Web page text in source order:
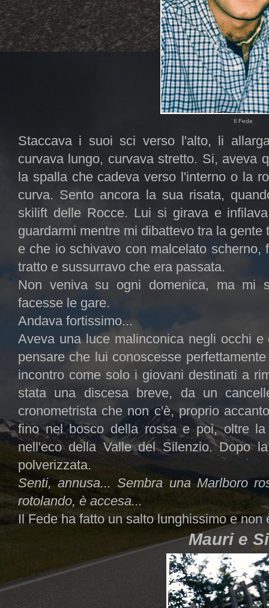
Il Fede
Staccava i suoi sci verso l'alto, li
curvava lungo, curvava stretto. Si, aveva
la spalla che cadeva verso l'interno o la
curva. Sento ancora la sua risata,
skilift delle Rocce. Lui si girava e
guardarmi mentre mi dibattevo tra la
e che io schivavo con malcelato
tratto e sussurravo che era passata.
Non veniva su ogni domenica, ma mi
facesse le gare.
Andava fortissimo...
Aveva una luce malinconica negli occhi
pensare che lui conoscesse
incontro come solo i giovani destinati a
stata una discesa breve, da un
cronometrista che non c'è, proprio
fino nel bosco della rossa e poi, oltre
nell'eco della Valle del Silenzio. Dopo
polverizzata.
Senti, annusa... Sembra una Marlboro
rotolando, è accesa...
Il Fede ha fatto un salto lunghissimo e
Mauri e